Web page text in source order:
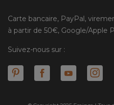
Carte bancaire, PayPal,
à partir de 50€, Google/Apple
Suivez-nous sur :